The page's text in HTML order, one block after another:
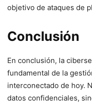
objetivo de ataques de
Conclusión
En conclusión, la
‌fundamental⁤ de la
interconectado de hoy.
datos confidenciales,